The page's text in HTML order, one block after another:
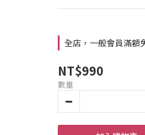
全店，一般會員滿額
NT$990
數量